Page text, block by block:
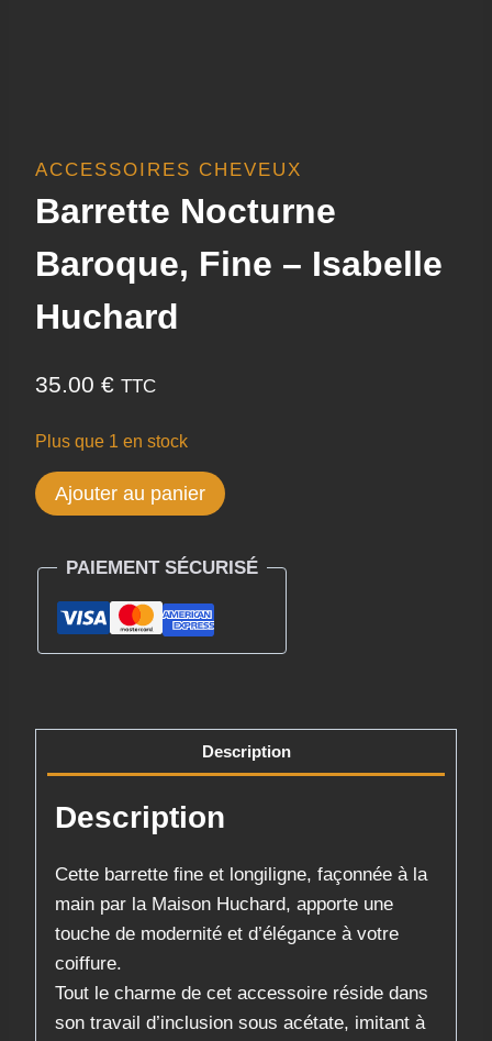
ACCESSOIRES CHEVEUX
Barrette Nocturne
Baroque, Fine – Isabelle
Huchard
35.00 € TTC
Plus que 1 en stock
quantité
de
Nocturne
Baroque,
Fine
Ajouter au panier
PAIEMENT SÉCURISÉ
Description
Description
Cette barrette fine et longiligne, façonnée à la
main par la Maison Huchard, apporte une
touche de modernité et d’élégance à votre
coiffure.
​Tout le charme de cet accessoire réside dans
son travail d’inclusion sous acétate, imitant à